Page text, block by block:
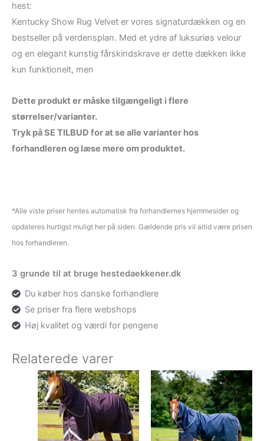
hest:
Kentucky Show Rug Velvet er vores signaturdækken og en
bestseller på verdensplan. Med et ydre af luksuriøs velour
og en elegant kunstig fårskindskrave er dette dækken ikke
kun funktionelt, men
Dette produkt er måske tilgængeligt i flere
størrelser/varianter.
Tryk på SE TILBUD for at se alle varianter hos
forhandleren og læse mere om produktet.
*Alle viste priser hentes automatisk fra forhandlernes hjemmesider og
opdateres hurtigst muligt her på siden. Gældende pris vil altid være prisen
hos forhandleren.
3 grunde til at bruge hestedaekkener.dk
Du køber hos danske forhandlere
Se priser fra flere webshops
Høj kvalitet og værdi for pengene
Relaterede varer